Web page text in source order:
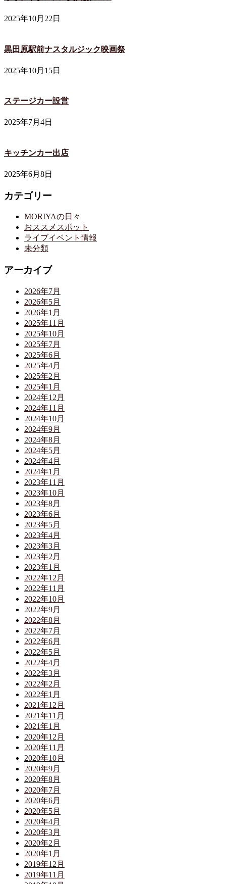
2025年10月22日
黒田原駅前ナスタルジック映画祭
2025年10月15日
ステージカー設営
2025年7月4日
キッチンカー出店
2025年6月8日
カテゴリー
MORIYAの日々
おススメスポット
ライブイベント情報
未分類
アーカイブ
2026年7月
2026年5月
2026年1月
2025年11月
2025年10月
2025年7月
2025年6月
2025年4月
2025年2月
2025年1月
2024年12月
2024年11月
2024年10月
2024年9月
2024年8月
2024年5月
2024年4月
2024年1月
2023年11月
2023年10月
2023年8月
2023年6月
2023年5月
2023年4月
2023年3月
2023年2月
2023年1月
2022年12月
2022年11月
2022年10月
2022年9月
2022年8月
2022年7月
2022年6月
2022年5月
2022年4月
2022年3月
2022年2月
2022年1月
2021年12月
2021年11月
2021年1月
2020年12月
2020年11月
2020年10月
2020年9月
2020年8月
2020年7月
2020年6月
2020年5月
2020年4月
2020年3月
2020年2月
2020年1月
2019年12月
2019年11月